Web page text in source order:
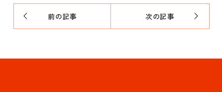
前の記事 次の記事